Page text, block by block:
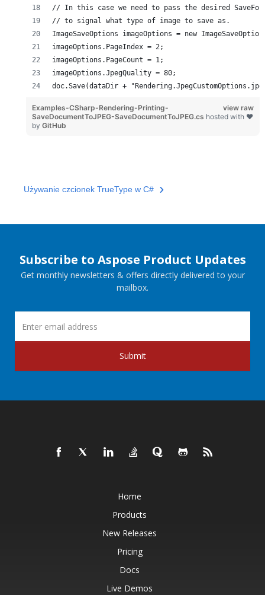
// In this case we need to pass the desired
// to signal what type of image to save as.
ImageSaveOptions imageOptions = new
imageOptions.PageIndex = 2;
imageOptions.PageCount = 1;
imageOptions.JpegQuality = 80;
doc.Save(dataDir +
view raw
Examples-CSharp-Rendering-Printing-
SaveDocumentToJPEG-SaveDocumentToJPEG.cs hosted with ❤
by GitHub
Używanie czcionek TrueType w C#
Subscribe to Aspose Product Updates
Get monthly newsletters & offers directly delivered to your
mailbox.
Submit
Home
Products
New Releases
Pricing
Docs
Live Demos